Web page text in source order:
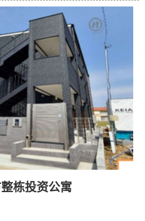
栋投资公寓